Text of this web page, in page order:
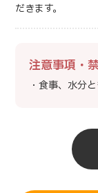
だきます。
注意事項・
・食事、水分